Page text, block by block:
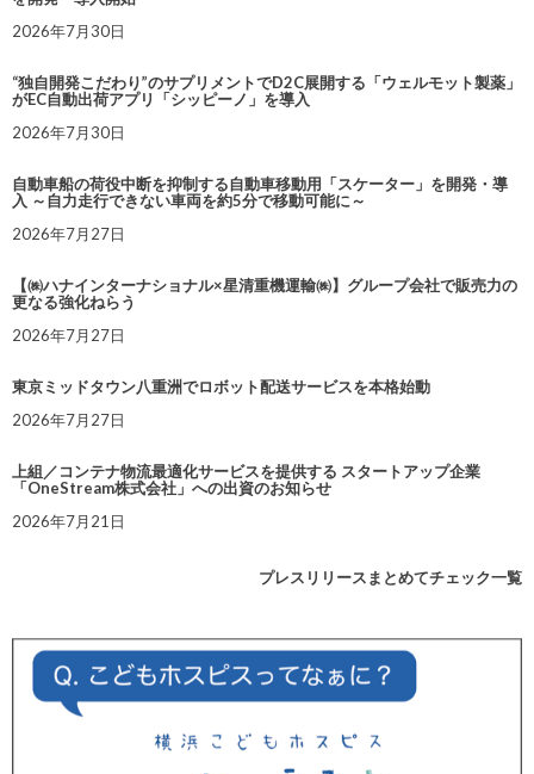
2026年7月30日
“独自開発こだわり”のサプリメントでD2C展開する「ウェルモット製薬」
がEC自動出荷アプリ「シッピーノ」を導入
2026年7月30日
自動車船の荷役中断を抑制する自動車移動用「スケーター」を開発・導
入 ～自力走行できない車両を約5分で移動可能に～
2026年7月27日
【㈱ハナインターナショナル×星清重機運輸㈱】グループ会社で販売力の
更なる強化ねらう
2026年7月27日
東京ミッドタウン八重洲でロボット配送サービスを本格始動
2026年7月27日
上組／コンテナ物流最適化サービスを提供する スタートアップ企業
「OneStream株式会社」への出資のお知らせ
2026年7月21日
プレスリリースまとめてチェック一覧